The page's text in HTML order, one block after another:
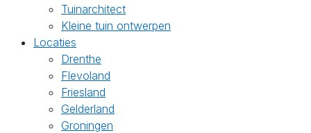
Tuinarchitect
Kleine tuin ontwerpen
Locaties
Drenthe
Flevoland
Friesland
Gelderland
Groningen